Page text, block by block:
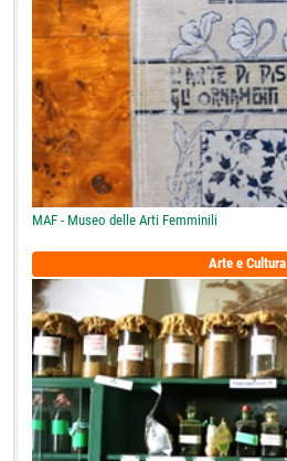
MAF - Museo delle Arti Femminili
Arte e Cultura